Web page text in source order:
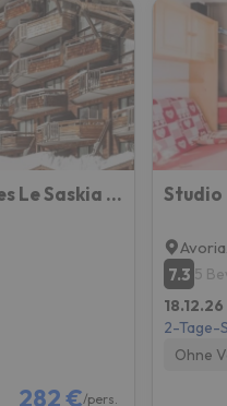
Résidence Pierre & Vacances Le Saskia Falaise
282 €/pers.
7.3 5
2-Tage-
Ohne